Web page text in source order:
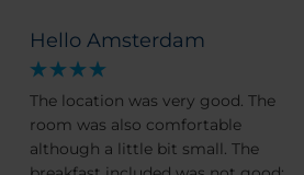
Hello Amsterdam
The location was very good. The
room was also comfortable
although a little bit small. The